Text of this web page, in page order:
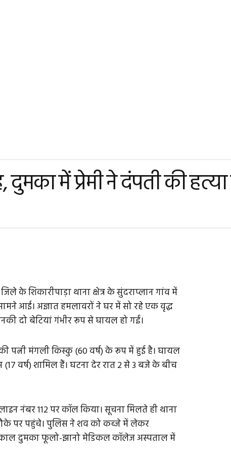
में प्रेमी ने दंपती की
के शिकारीपाड़ा थाना क्षेत्र के सुंदराप्लान गांव में
आई। अज्ञात हमलावरों ने घर में सो रहे एक वृद्ध
दो बेटियां गंभीर रूप से घायल हो गईं।
पत्नी मंगली किस्कु (60 वर्ष) के रूप में हुई है। घायल
(17 वर्ष) शामिल हैं। घटना देर रात 2 से 3 बजे के बीच
नंबर 112 पर कॉल किया। सूचना मिलते ही थाना
पर पहुंचे। पुलिस ने शव को कब्जे में लेकर
दुमका फूलो-झानो मेडिकल कॉलेज अस्पताल में